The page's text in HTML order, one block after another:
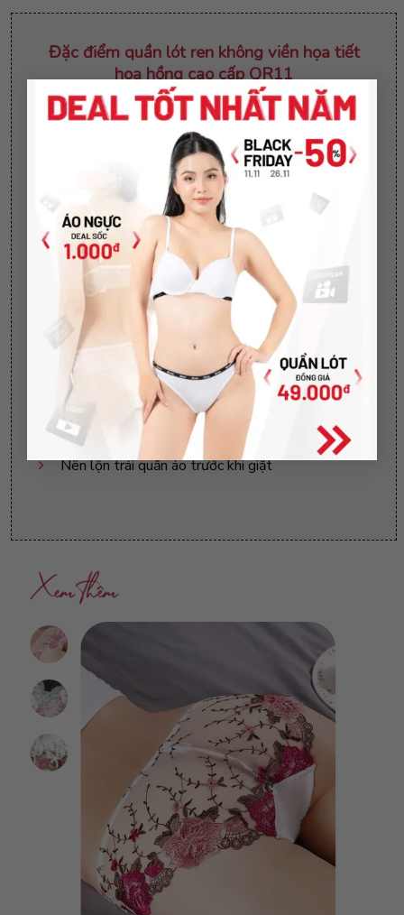
×
Đặc điểm quần lót ren không viền họa tiết
hoa hồng cao cấp QR11
Màu sắc:Màu đen, hồng, trắng, xanh
Quần lót ren không viền thông thoáng,
chống thâm mông
Size quần:Freesize (40kg – 65kg)
Quần lótchất vải ren mềm mại, mặc mát lạnh
Cách vệ sinh quần lót ren không viền họa
tiết hoa hồng cao cấp QR11
Không sử dụng chất tẩy rửa làm mềm
Không giặt bằng nước nóng, không giặt sấy
Không phơi trực tiếp dưới ánh nắng mặt trời
Nên lộn trái quần áo trước khi giặt